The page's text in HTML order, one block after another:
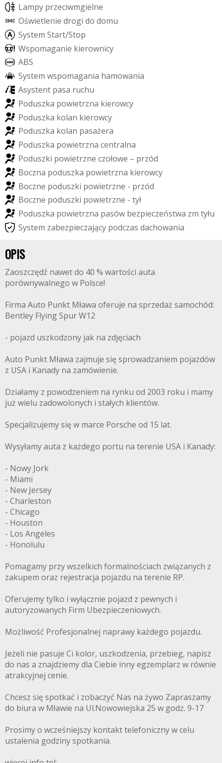
Lampy przeciwmgielne
Oświetlenie drogi do domu
System Start/Stop
Wspomaganie kierownicy
ABS
System wspomagania hamowania
Asystent pasa ruchu
Poduszka powietrzna kierowcy
Poduszka kolan kierowcy
Poduszka kolan pasażera
Poduszka powietrzna centralna
Poduszki powietrzne czołowe – przód
Boczna poduszka powietrzna kierowcy
Boczne poduszki powietrzne - przód
Boczne poduszki powietrzne - tył
Poduszka powietrzna pasów bezpieczeństwa zm tyłu
System zabezpieczający podczas dachowania
OPIS
Zaoszczędź nawet do 40 % wartości auta
porównywalnego w Polsce!
Firma Auto Punkt Mława oferuje na sprzedaż samochód:
Bentley Flying Spur W12
- pojazd uszkodzony jak na zdjęciach
Auto Punkt Mława zajmuje się sprowadzaniem pojazdów
z USA i Kanady na zamówienie.
Działamy z powodzeniem na rynku od 2003 roku i mamy
już wielu zadowolonych i stałych klientów.
Specjalizujemy się w marce Porsche od 15 lat.
Wysyłamy auta z każdego portu na terenie USA i Kanady:
- Nowy Jork
- Miami
- New Jersey
- Charleston
- Chicago
- Houston
- Los Angeles
- Honolulu
Pomagamy przy wszelkich formalnościach związanych z
zakupem oraz rejestracja pojazdu na terenie RP.
Oferujemy tylko i wyłącznie pojazd z pewnych i
autoryzowanych Firm Ubezpieczeniowych.
Możliwość Profesjonalnej naprawy każdego pojazdu.
Jeżeli nie pasuje Ci kolor, uszkodzenia, przebieg, napisz
do nas a znajdziemy dla Ciebie inny egzemplarz w równie
atrakcyjnej cenie.
Chcesz się spotkać i zobaczyć Nas na żywo Zapraszamy
do biura w Mławie na Ul.Nowowiejska 25 w godz. 9-17
Prosimy o wcześniejszy kontakt telefoniczny w celu
ustalenia godziny spotkania.